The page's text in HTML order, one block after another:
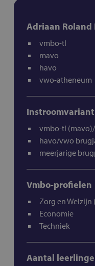
Adriaan
vmbo-tl
mavo
havo
vwo-atheneum
vmbo-tl
havo/vwo
meerjarige
Vmbo-profielen
Zorg en Welzijn
Economie
Techniek
Aantal